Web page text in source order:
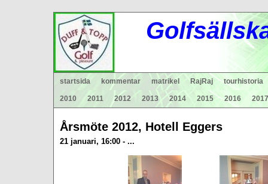
Golfsälls
startsida kommentar matrikel RajRaj tourhistoria
2010 2011 2012 2013 2014 2015 2016 2017
Årsmöte 2012, Hotell Eggers
21 januari, 16:00 - ...